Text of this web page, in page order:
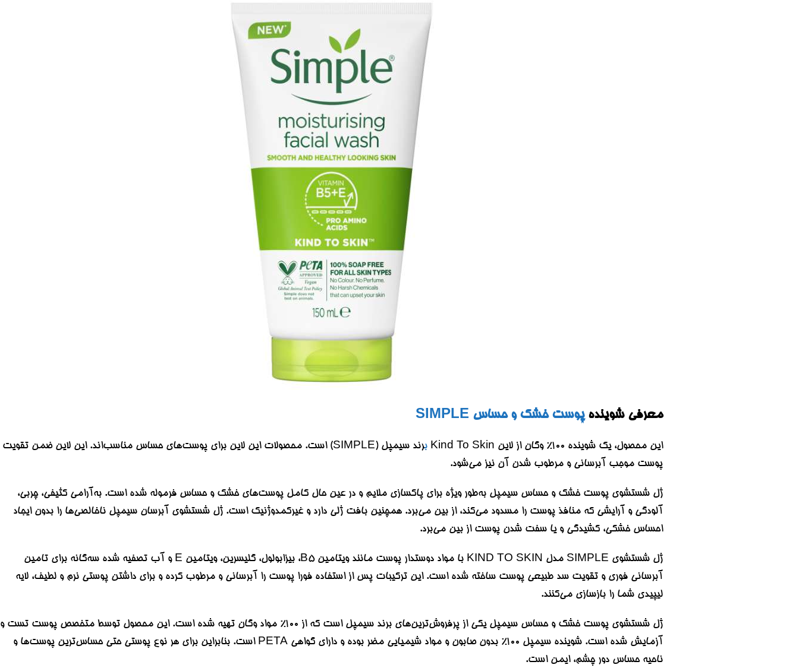
معرفی شویندهپوست خشک و حساس SIMPLE
این محصول، یک شوینده 100% وگان از لاین Kind To Skin ب
رند سیمپل (SIMPLE) است. محصولات این لاین برای پوست‌های حساس مناسب‌اند. این لاین ضمن تقویت
پوست موجب آبرسانی و مرطوب شدن آن نیز می‌شود.
ژل شستشوی پوست خشک و حساس سیمپل به‌طور ویژه برای پاکسازی ملایم و در عین حال کامل پوست‌های خشک و حساس فرموله شده است. به‌آرامی کثیفی، چربی،
آلودگی و آرایشی که منافذ پوست را مسدود می‌کند، از بین می‌برد. همچنین بافت ژلی دارد و غیرکمدوژنیک است. ژل شستشوی آبرسان سیمپل ناخالصی‌ها را بدون ایجاد
احساس خشکی، کشیدگی و یا سفت شدن پوست از بین می‌برد.
ژل شستشوی SIMPLE مدل KIND TO SKIN با مواد دوستدار پوست مانند ویتامین B5، بیزابولول، گلیسرین، ویتامین E و آب تصفیه شده سه‌گانه برای تامین
آبرسانی فوری و تقویت سد طبیعی پوست ساخته شده است. این ترکیبات پس از استفاده فورا پوست را آبرسانی و مرطوب کرده و برای داشتن پوستی نرم و لطیف، لایه
لیپیدی شما را بازسازی می‌کنند.
ژل شستشوی پوست خشک و حساس سیمپل یکی از پرفروش‌ترین‌های برند سیمپل است که از 100% مواد وگان تهیه شده است. این محصول توسط متخصص پوست تست و
آزمایش شده است. شوینده سیمپل 100% بدون صابون و مواد شیمیایی مضر بوده و دارای گواهی PETA است. بنابراین برای هر نوع پوستی حتی حساس‌ترین پوست‌ها و
ناحیه حساس دور چشم، ایمن است.